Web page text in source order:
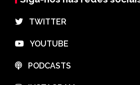
⠀TWITTER
⠀YOUTUBE
⠀PODCASTS